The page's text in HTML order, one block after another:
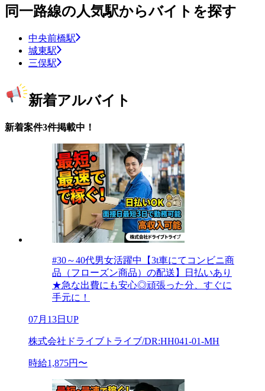
同一路線の人気駅からバイトを探す
中央前橋駅
城東駅
三俣駅
新着アルバイト
新着案件3件掲載中！
#30～40代男女活躍中【3t車にてコンビニ商
品（フローズン商品）の配送】日払いあり
★急な出費にも安心◎頑張った分、すぐに
手元に！
07月13日UP
株式会社ドライブトライブ/DR:HH041-01-MH
時給1,875円〜